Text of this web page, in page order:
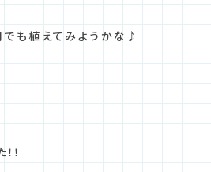
も植えてみようかな♪
！